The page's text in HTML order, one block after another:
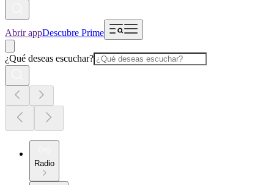
Abrir appDescubre Prime
¿Qué deseas escuchar?
Radio